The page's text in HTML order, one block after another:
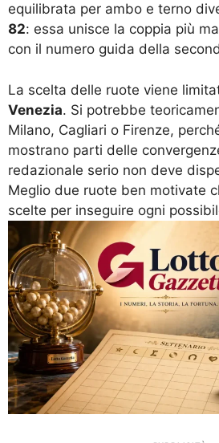
equilibrata per ambo e terno
82: essa unisce la coppia più
con il numero guida della
La scelta delle ruote viene
Venezia. Si potrebbe
Milano, Cagliari o Firenze,
mostrano parti delle
redazionale serio non deve
Meglio due ruote ben motivate
scelte per inseguire ogni